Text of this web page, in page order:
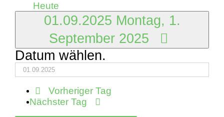
Heute
01.09.2025 Montag, 1.
September 2025
Datum wählen.
Vorheriger Tag
Nächster Tag